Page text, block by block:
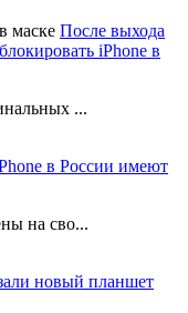
После выхода
iPhone в
...
в России имеют
на сво...
новый планшет